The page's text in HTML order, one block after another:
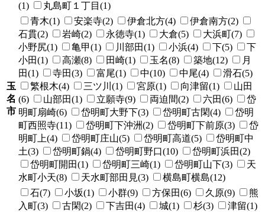
(1)
丸島町１丁目(1)
玉
名
市
青木(1) 安楽寺(2) 伊倉北方(4)
伊倉南方(2)
石貫(2)
岩崎(2) 永徳寺(1) 大倉(5)
大浜町(7)
小野尻(1)
亀甲(1) 川部田(1) 小浜(4) 下(5)
下
小田(1)
高瀬(8) 田崎(1) 玉名(8) 築地(12)
月
田(1)
寺田(3) 富尾(1) 中(10) 中尾(4)
滑石(5)
繁根木(4)
三ツ川(1) 宮原(1) 向津留(1)
山田
(6)
山部田(1) 立願寺(9) 両迫間(2) 六田(6)
岱
明町扇崎(6)
岱明町大野下(3) 岱明町古閑(4)
岱明
町西照寺(11)
岱明町下沖洲(2) 岱明町下前原(3)
岱
明町上(4)
岱明町庄山(5) 岱明町高道(5)
岱明町中
土(3)
岱明町鍋(4) 岱明町野口(10)
岱明町浜田(2)
岱明町開田(1)
岱明町三崎(1) 岱明町山下(3)
天
水町小天(8)
天水町部田見(3) 横島町横島(12)
石(7) 小坂(1) 小群(9) 方保田(6) 久原(9)
熊
入町(3)
古閑(2) 下吉田(4) 城(1) 杉(3)
津留(1)